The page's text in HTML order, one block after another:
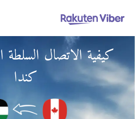
كيفية الاتصال السلطة
كندا